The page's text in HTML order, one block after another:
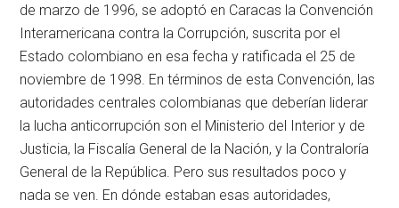
de marzo de 1996, se adoptó en Caracas la Convención
Interamericana contra la Corrupción, suscrita por el
Estado colombiano en esa fecha y ratificada el 25 de
noviembre de 1998. En términos de esta Convención, las
autoridades centrales colombianas que deberían liderar
la lucha anticorrupción son el Ministerio del Interior y de
Justicia, la Fiscalía General de la Nación, y la Contraloría
General de la República. Pero sus resultados poco y
nada se ven. En dónde estaban esas autoridades,